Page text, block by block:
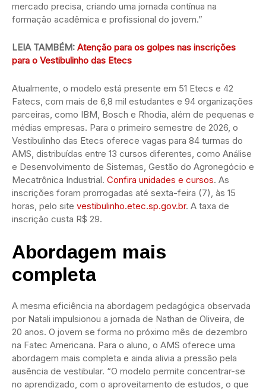
mercado precisa, criando uma jornada contínua na
formação acadêmica e profissional do jovem.”
LEIA TAMBÉM: Atenção para os golpes nas inscrições
para o Vestibulinho das Etecs
Atualmente, o modelo está presente em 51 Etecs e 42
Fatecs, com mais de 6,8 mil estudantes e 94 organizações
parceiras, como IBM, Bosch e Rhodia, além de pequenas e
médias empresas. Para o primeiro semestre de 2026, o
Vestibulinho das Etecs oferece vagas para 84 turmas do
AMS, distribuídas entre 13 cursos diferentes, como Análise
e Desenvolvimento de Sistemas, Gestão do Agronegócio e
Mecatrônica Industrial. Confira unidades e cursos. As
inscrições foram prorrogadas até sexta-feira (7), às 15
horas, pelo site vestibulinho.etec.sp.gov.br. A taxa de
inscrição custa R$ 29.
Abordagem mais
completa
A mesma eficiência na abordagem pedagógica observada
por Natali impulsionou a jornada de Nathan de Oliveira, de
20 anos. O jovem se forma no próximo mês de dezembro
na Fatec Americana. Para o aluno, o AMS oferece uma
abordagem mais completa e ainda alivia a pressão pela
ausência de vestibular. “O modelo permite concentrar-se
no aprendizado, com o aproveitamento de estudos, o que